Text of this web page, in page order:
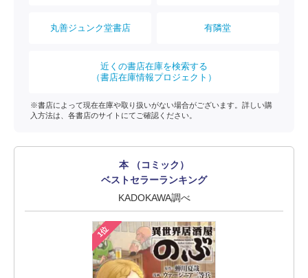
丸善ジュンク堂書店 有隣堂
近くの書店在庫を検索する
（書店在庫情報プロジェクト）
※書店によって現在在庫や取り扱いがない場合がございます。詳しい購
入方法は、各書店のサイトにてご確認ください。
本 （コミック）
ベストセラーランキング
KADOKAWA調べ
1位